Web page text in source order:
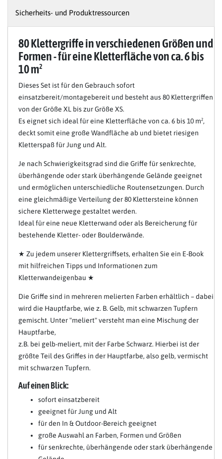
Sicherheits- und Produktressourcen
80 Klettergriffe in verschiedenen Größen und
Formen - für eine Kletterfläche von ca. 6 bis
10 m²
Dieses Set ist für den Gebrauch sofort
einsatzbereit/montagebereit und besteht aus 80 Klettergriffen
von der Größe XL bis zur Größe XS.
Es eignet sich ideal für eine Kletterfläche von ca. 6 bis 10 m²,
deckt somit eine große Wandfläche ab und bietet riesigen
Kletterspaß für Jung und Alt.
Je nach Schwierigkeitsgrad sind die Griffe für senkrechte,
überhängende oder stark überhängende Gelände geeignet
und ermöglichen unterschiedliche Routensetzungen. Durch
eine gleichmäßige Verteilung der 80 Klettersteine können
sichere Kletterwege gestaltet werden.
Ideal für eine neue Kletterwand oder als Bereicherung für
bestehende Kletter- oder Boulderwände.
★ Zu jedem unserer Klettergriffsets, erhalten Sie ein E-Book
mit hilfreichen Tipps und Informationen zum
Kletterwandeigenbau ★
Die Griffe sind in mehreren melierten Farben erhältlich – dabei
wird die Hauptfarbe, wie z. B. Gelb, mit schwarzen Tupfern
gemischt. Unter "meliert" versteht man eine Mischung der
Hauptfarbe,
z.B. bei gelb-meliert, mit der Farbe Schwarz. Hierbei ist der
größte Teil des Griffes in der Hauptfarbe, also gelb, vermischt
mit schwarzen Tupfern.
Auf einen Blick:
sofort einsatzbereit
geeignet für Jung und Alt
für den In & Outdoor-Bereich geeignet
große Auswahl an Farben, Formen und Größen
für senkrechte, überhängende oder stark überhängende